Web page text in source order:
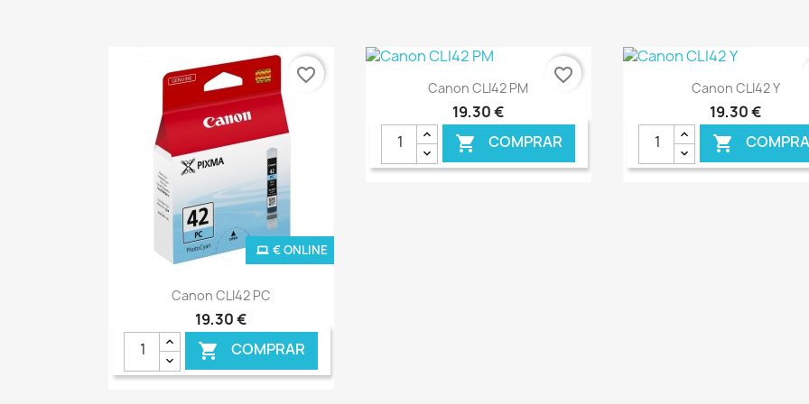
Ver+
Canon CLI42 PC
19,30 €
 COMPRAR
€ ONLINE
favorite_border Ver+
Canon CLI42 PM
19,30 €
 COMPRAR
favorite_border Ver+
Canon CLI42 Y
19,30 €
